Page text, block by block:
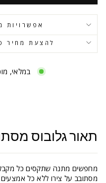
אפשרויות
להצעת מחיר
במלאי,
תאור גלובוס
מחפשים מתנה שתקסים כל
מסתובב על צירו ללא כל אמצעים